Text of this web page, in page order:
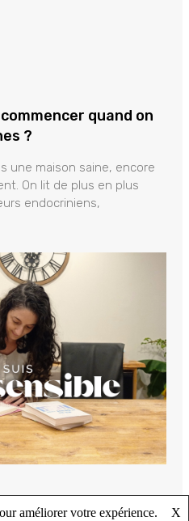
quand on
?
une maison saine, encore
On lit de plus en plus
endocriniens,
améliorer votre expérience.
X